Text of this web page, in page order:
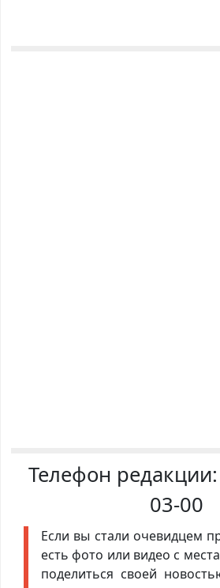
Телефон редакции:
03-00
Если вы стали очевидцем
есть фото или видео с
поделиться своей